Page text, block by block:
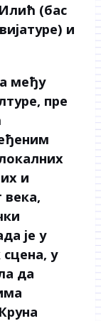
(бас
и
међу
пре
и
века,
је у
у
да